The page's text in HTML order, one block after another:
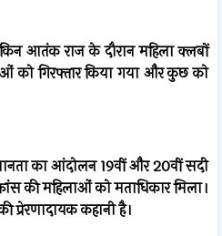
आतंक राज के दौरान महिला क्लबों
को गिरफ्तार किया गया और कुछ को
का आंदोलन 19वीं और 20वीं सदी
की महिलाओं को मताधिकार मिला।
प्रेरणादायक कहानी है।